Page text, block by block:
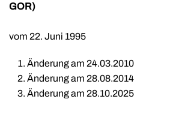
GOR)
vom 22. Juni 1995
Änderung am 24.03.2010
Änderung am 28.08.2014
Änderung am 28.10.2025